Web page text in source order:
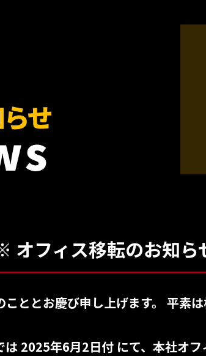
オフィス移転のお知
ととお慶び申し上げます。 平素
は 2025年6月2日付 にて、本社オ